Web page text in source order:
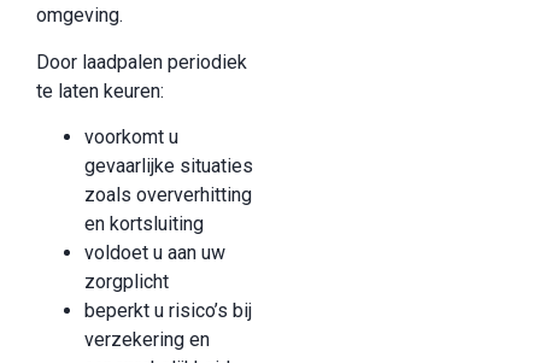
omgeving.
Door laadpalen periodiek
te laten keuren:
voorkomt u
gevaarlijke situaties
zoals oververhitting
en kortsluiting
voldoet u aan uw
zorgplicht
beperkt u risico’s bij
verzekering en